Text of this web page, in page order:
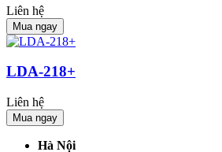
Liên hệ
Mua ngay
LDA-218+
Liên hệ
Mua ngay
Hà Nội